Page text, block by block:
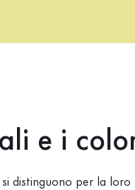
e i
si distinguono per la